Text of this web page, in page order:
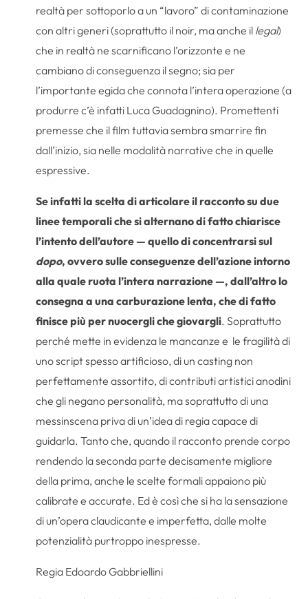
realtà per sottoporlo a un “lavoro” di contaminazione
con altri generi (soprattutto il noir, ma anche il legal)
che in realtà ne scarnificano l’orizzonte e ne
cambiano di conseguenza il segno; sia per
l’importante egida che connota l’intera operazione (a
produrre c’è infatti Luca Guadagnino). Promettenti
premesse che il film tuttavia sembra smarrire fin
dall’inizio, sia nelle modalità narrative che in quelle
espressive.
Se infatti la scelta di articolare il racconto su due
linee temporali che si alternano di fatto chiarisce
l’intento dell’autore — quello di concentrarsi sul
dopo, ovvero sulle conseguenze dell’azione intorno
alla quale ruota l’intera narrazione —, dall’altro lo
consegna a una carburazione lenta, che di fatto
finisce più per nuocergli che giovargli. Soprattutto
perché mette in evidenza le mancanze e le fragilità di
uno script spesso artificioso, di un casting non
perfettamente assortito, di contributi artistici anodini
che gli negano personalità, ma soprattutto di una
messinscena priva di un’idea di regia capace di
guidarla. Tanto che, quando il racconto prende corpo
rendendo la seconda parte decisamente migliore
della prima, anche le scelte formali appaiono più
calibrate e accurate. Ed è così che si ha la sensazione
di un’opera claudicante e imperfetta, dalle molte
potenzialità purtroppo inespresse.
Regia Edoardo Gabbriellini